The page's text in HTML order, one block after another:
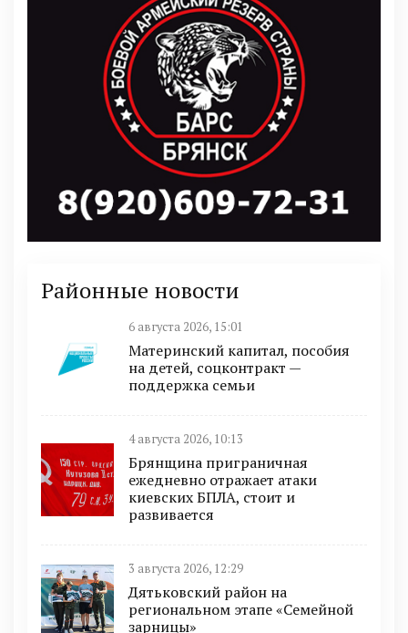
Районные новости
6 августа 2026, 15:01
Материнский капитал, пособия
на детей, соцконтракт —
поддержка семьи
4 августа 2026, 10:13
Брянщина приграничная
ежедневно отражает атаки
киевских БПЛА, стоит и
развивается
3 августа 2026, 12:29
Дятьковский район на
региональном этапе «Семейной
зарницы»